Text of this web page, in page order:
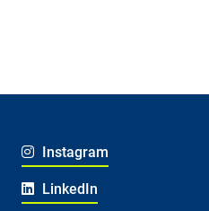
Instagram
LinkedIn